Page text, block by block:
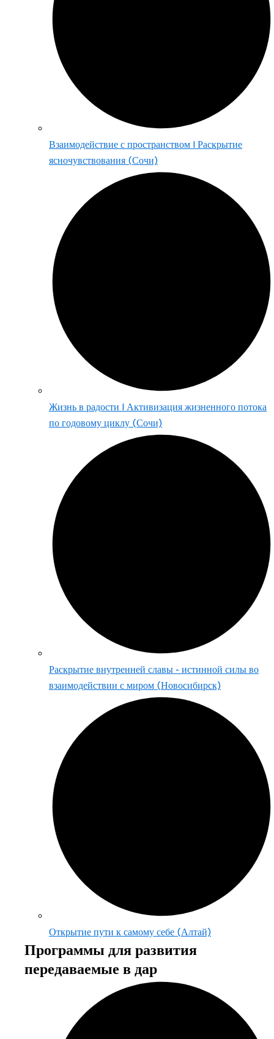
Взаимодействие с пространством | Раскрытие
ясночувствования (Сочи)
Жизнь в радости | Активизация жизненного потока
по годовому циклу (Сочи)
Раскрытие внутренней славы - истинной силы во
взаимодействии с миром (Новосибирск)
Открытие пути к самому себе (Алтай)
Программы для развития
передаваемые в дар